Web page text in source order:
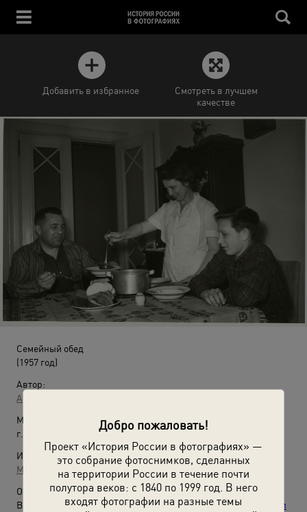
Добро пожаловать!
Проект «История России в фотографиях» —
это собрание фотоснимков, сделанных
на территории России в течение почти
полутора веков: с 1840 по 1999 год. В него
входят фотографии на разные темы
Добавить в избранное
Смотреть в лучшем
качестве
Семейный обед
(1957 год)
Автор:
Аркадий Шайхет
Место съемки:
г. Москва
Источники:
МАММ / МДФ
О фотографии:
Выставки
«Из жизни непростого советского человека»
«Суп